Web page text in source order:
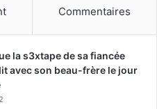
Commentaires
la s3xtape de sa fiancée
avec son beau-frère le jour